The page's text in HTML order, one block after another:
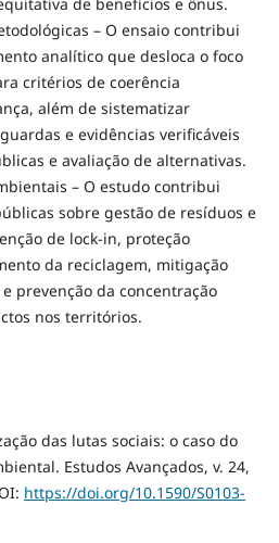
– O ensaio contribui
analítico que desloca o foco
critérios de coerência
além de sistematizar
e evidências verificáveis
e avaliação de alternativas.
– O estudo contribui
sobre gestão de resíduos e
de lock-in, proteção
da reciclagem, mitigação
prevenção da concentração
nos territórios.
das lutas sociais: o caso do
Estudos Avançados, v. 24,
https://doi.org/10.1590/S0103-